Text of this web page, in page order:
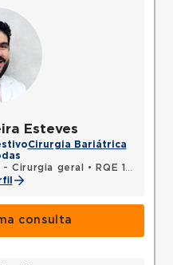
Esteves
Cirurgia Bariátrica
- Cirurgia geral •
RQE 101417 - Coloproctologia
consulta